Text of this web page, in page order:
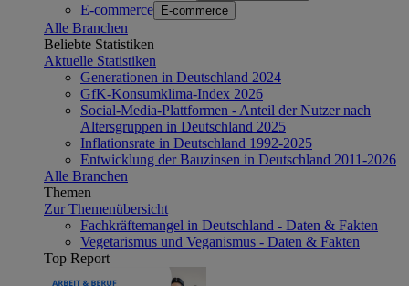
E-commerce E-commerce
Alle Branchen
Beliebte Statistiken
Aktuelle Statistiken
Generationen in Deutschland 2024
GfK-Konsumklima-Index 2026
Social-Media-Plattformen - Anteil der Nutzer nach
Altersgruppen in Deutschland 2025
Inflationsrate in Deutschland 1992-2025
Entwicklung der Bauzinsen in Deutschland 2011-2026
Alle Branchen
Themen
Zur Themenübersicht
Fachkräftemangel in Deutschland - Daten & Fakten
Vegetarismus und Veganismus - Daten & Fakten
Top Report